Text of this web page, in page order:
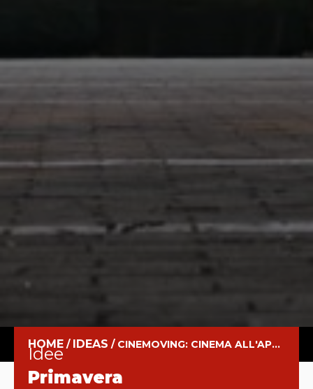
HOME / IDEAS / CINEMOVING: CINEMA ALL'APERTO
Idee
Primavera